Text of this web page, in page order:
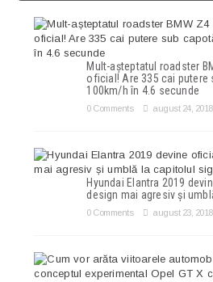
Mult-așteptatul roadster
oficial! Are 335 cai putere
100km/h în 4.6 secunde
0 Comments august 24, 2018
Hyundai Elantra 2019
design mai agresiv și
0 Comments august 23, 2018